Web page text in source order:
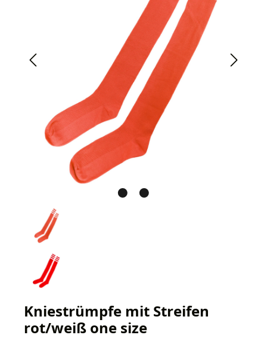
Kniestrümpfe mit Streifen
rot/weiß one size